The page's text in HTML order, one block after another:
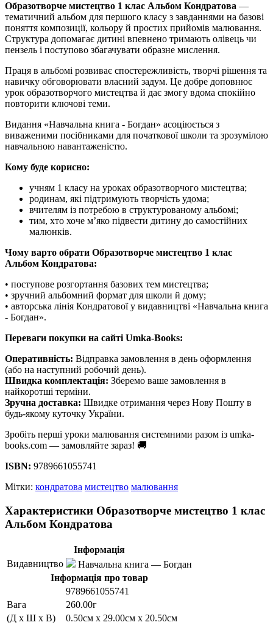
Образотворче мистецтво 1 клас Альбом Кондратова —
тематичний альбом для першого класу з завданнями на базові
поняття композиції, кольору й простих прийомів малювання.
Структура допомагає дитині впевнено тримають олівець чи
пензель і поступово збагачувати образне мислення.
Праця в альбомі розвиває спостережливість, творчі рішення та
навичку обговорювати власний задум. Це добре доповнює
урок образотворчого мистецтва й дає змогу вдома спокійно
повторити ключові теми.
Видання «Навчальна книга - Богдан» асоціюється з
виваженими посібниками для початкової школи та зрозумілою
навчальною навантаженістю.
Кому буде корисно:
учням 1 класу на уроках образотворчого мистецтва;
родинам, які підтримують творчість удома;
вчителям із потребою в структурованому альбомі;
тим, хто хоче м’яко підвести дитину до самостійних
малюнків.
Чому варто обрати Образотворче мистецтво 1 клас
Альбом Кондратова:
• поступове розгортання базових тем мистецтва;
• зручний альбомний формат для школи й дому;
• авторська лінія Кондратової у видавництві «Навчальна книга
- Богдан».
Переваги покупки на сайті Umka-Books:
Оперативність: Відправка замовлення в день оформлення
(або на наступний робочий день).
Швидка комплектація: Зберемо ваше замовлення в
найкоротші терміни.
Зручна доставка: Швидке отримання через Нову Пошту в
будь-якому куточку України.
Зробіть перші уроки малювання системними разом із umka-
books.com — замовляйте зараз! 🚚
ISBN: 9789661055741
Мітки: кондратова мистецтво малювання
Характеристики Образотворче мистецтво 1 клас
Альбом Кондратова
Інформація
Видавництво
Навчальна книга — Богдан
Інформація про товар
9789661055741
Вага
260.00г
(Д x Ш x В)
0.50см x 29.00см x 20.50см